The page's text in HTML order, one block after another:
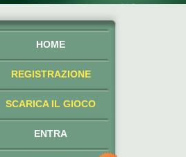
HOME
REGISTRAZIONE
SCARICA IL GIOCO
ENTRA